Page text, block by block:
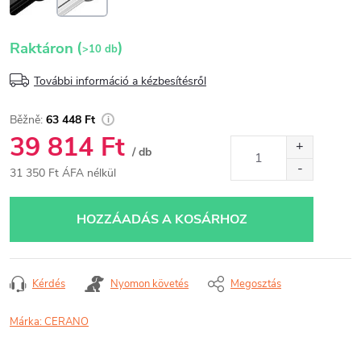
Raktáron (>10 db)
További információ a kézbesítésről
63 448 Ft
39 814 Ft / db
31 350 Ft ÁFA nélkül
HOZZÁADÁS A KOSÁRHOZ
Kérdés Nyomon követés Megosztás
Márka:CERANO